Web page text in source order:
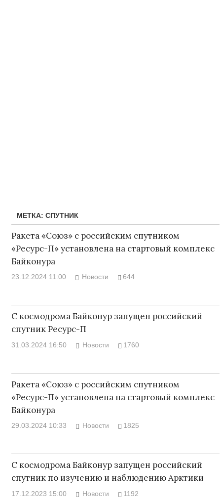
МЕТКА: СПУТНИК
Ракета «Союз» с российским спутником
«Ресурс-П» установлена на стартовый комплекс
Байконура
23.12.2024 11:00 Новости 644
С космодрома Байконур запущен российский
спутник Ресурс-П
31.03.2024 16:50 Новости 1760
Ракета «Союз» с российским спутником
«Ресурс-П» установлена на стартовый комплекс
Байконура
29.03.2024 10:33 Новости 1825
С космодрома Байконур запущен российский
спутник по изучению и наблюдению Арктики
17.12.2023 15:00 Новости 1192